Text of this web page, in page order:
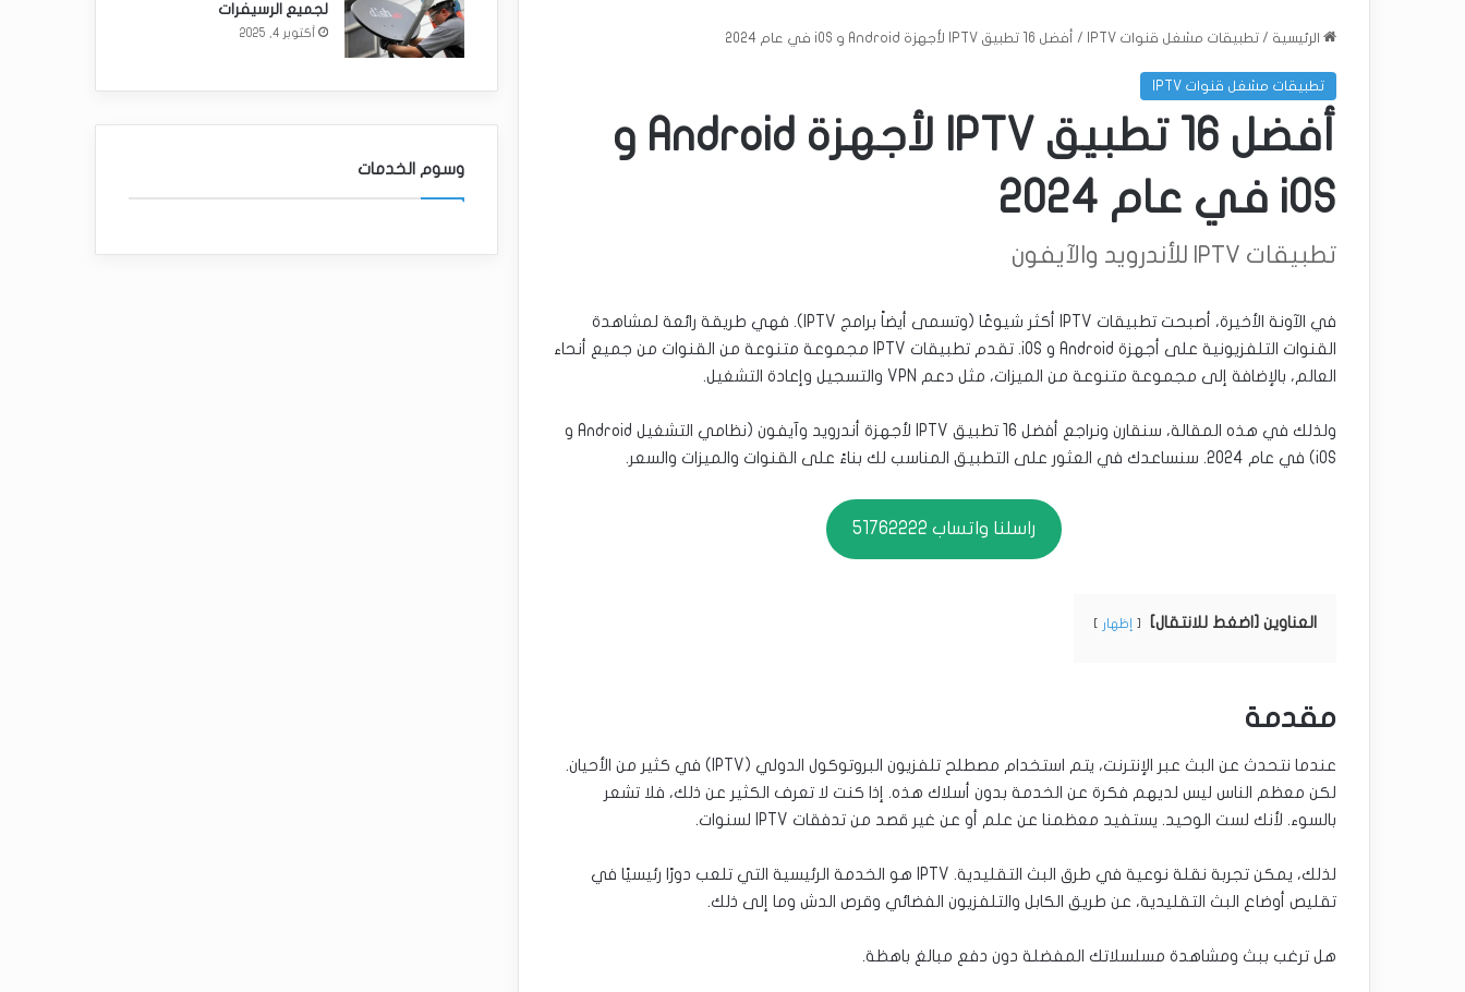
الرئيسية / تطبيقات مشغل قنوات IPTV / أفضل 16 تطبيق IPTV لأجهزة Android و iOS في عام 2024
تطبيقات مشغل قنوات IPTV
أفضل 16 تطبيق IPTV لأجهزة Android و
iOS في عام 2024
تطبيقات IPTV للأندرويد والآيفون
في الآونة الأخيرة، أصبحت تطبيقات IPTV أكثر شيوعًا (وتسمى أيضاً برامج IPTV). فهي طريقة رائعة لمشاهدة
القنوات التلفزيونية على أجهزة Android و iOS. تقدم تطبيقات IPTV مجموعة متنوعة من القنوات من جميع أنحاء
العالم، بالإضافة إلى مجموعة متنوعة من الميزات، مثل دعم VPN والتسجيل وإعادة التشغيل.
ولذلك في هذه المقالة، سنقارن ونراجع أفضل 16 تطبيق IPTV لأجهزة أندرويد وآيفون (نظامي التشغيل Android و
iOS) في عام 2024. سنساعدك في العثور على التطبيق المناسب لك بناءً على القنوات والميزات والسعر.
راسلنا واتساب 51762222
العناوين [اضغط للانتقال] إظهار
مقدمة
عندما نتحدث عن البث عبر الإنترنت، يتم استخدام مصطلح تلفزيون البروتوكول الدولي (IPTV) في كثير من الأحيان.
لكن معظم الناس ليس لديهم فكرة عن الخدمة بدون أسلاك هذه. إذا كنت لا تعرف الكثير عن ذلك، فلا تشعر
بالسوء. لأنك لست الوحيد. يستفيد معظمنا عن علم أو عن غير قصد من تدفقات IPTV لسنوات.
لذلك، يمكن تجربة نقلة نوعية في طرق البث التقليدية. IPTV هو الخدمة الرئيسية التي تلعب دورًا رئيسيًا في
تقليص أوضاع البث التقليدية، عن طريق الكابل والتلفزيون الفضائي وقرص الدش وما إلى ذلك.
هل ترغب ببث ومشاهدة مسلسلاتك المفضلة دون دفع مبالغ باهظة.
لجميع الرسيفرات
أكتوبر 4, 2025
وسوم الخدمات